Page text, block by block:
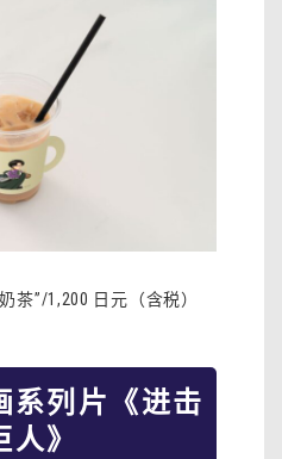
茶”/1,200 日元（含税）
系列片《进击
人》